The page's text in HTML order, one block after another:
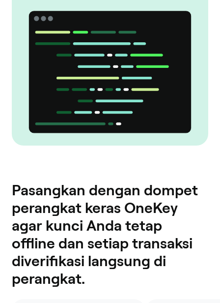
Pasangkan dengan dompet
perangkat keras OneKey
agar kunci Anda tetap
offline dan setiap transaksi
diverifikasi langsung di
perangkat.